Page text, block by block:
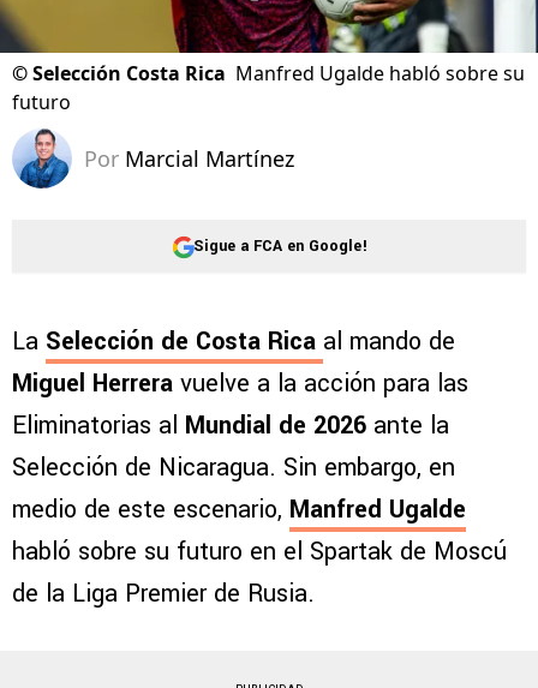
©Selección Costa Rica Manfred Ugalde habló sobre su
futuro
Por Marcial Martínez
Sigue a FCA en Google!
La Selección de Costa Rica al mando de
Miguel Herrera vuelve a la acción para las
Eliminatorias al Mundial de 2026 ante la
Selección de Nicaragua. Sin embargo, en
medio de este escenario, Manfred Ugalde
habló sobre su futuro en el Spartak de Moscú
de la Liga Premier de Rusia.